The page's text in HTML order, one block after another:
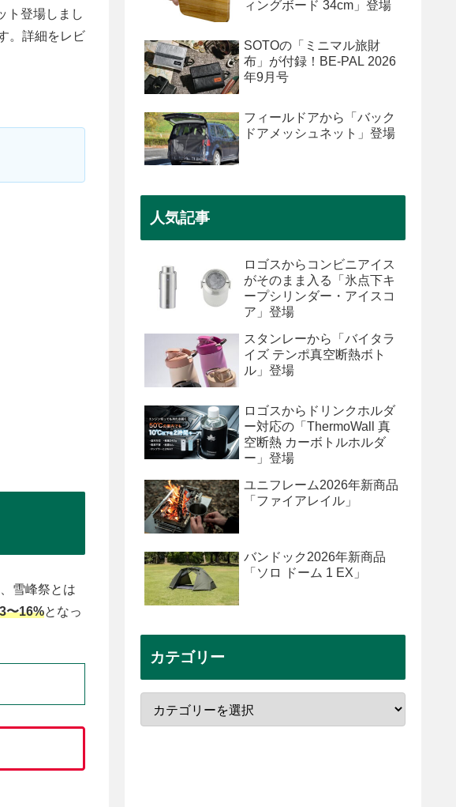
ト登場しまし
。詳細をレビ
雪峰祭とは
〜16%となっ
ィングボード 34cm」登場
SOTOの「ミニマル旅財
布」が付録！BE-PAL 2026
年9月号
フィールドアから「バック
ドアメッシュネット」登場
人気記事
ロゴスからコンビニアイス
がそのまま入る「氷点下キ
ープシリンダー・アイスコ
ア」登場
スタンレーから「バイタラ
イズ テンポ真空断熱ボト
ル」登場
ロゴスからドリンクホルダ
ー対応の「ThermoWall 真
空断熱 カーボトルホルダ
ー」登場
ユニフレーム2026年新商品
「ファイアレイル」
バンドック2026年新商品
「ソロ ドーム 1 EX」
カテゴリー